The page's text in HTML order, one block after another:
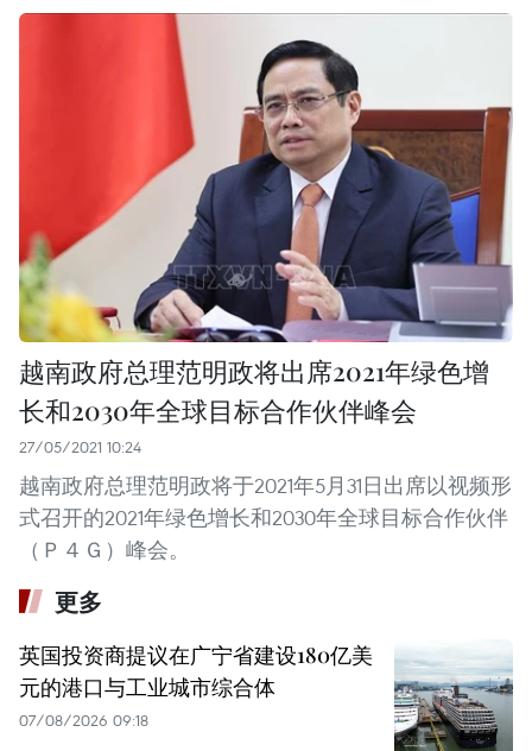
越南政府总理范明政将出席2021年绿色增
长和2030年全球目标合作伙伴峰会
27/05/2021 10:24
越南政府总理范明政将于2021年5月31日出席以视频形
式召开的2021年绿色增长和2030年全球目标合作伙伴
（Ｐ４Ｇ）峰会。
更多
英国投资商提议在广宁省建设180亿美
元的港口与工业城市综合体
07/08/2026 09:18